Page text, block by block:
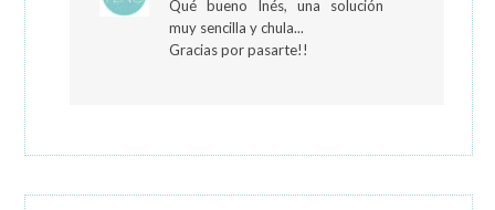
Qué bueno Inés, una solución
muy sencilla y chula...
Gracias por pasarte!!